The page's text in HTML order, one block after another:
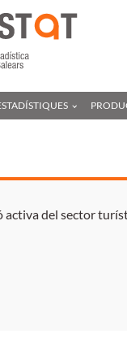
activa del sector